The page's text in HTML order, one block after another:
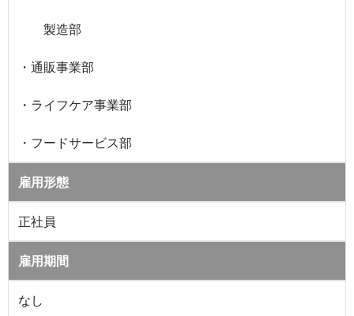
製造部
・通販事業部
・ライフケア事業部
・フードサービス部
雇用形態
正社員
雇用期間
なし